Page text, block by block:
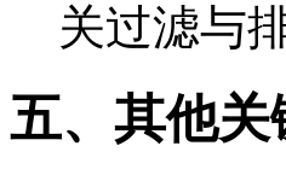
关过滤与
五、其他